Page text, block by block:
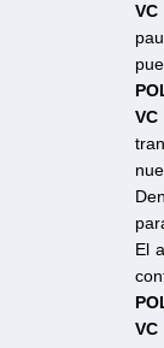
VC
VC
El
VC